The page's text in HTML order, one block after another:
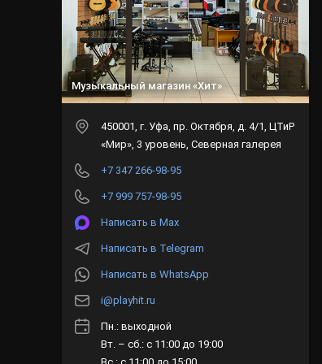
Музыкальный магазин «Хит»
450001 , г. Уфа пр. Октября, д. 4/1, ЦТиР
«Мир», 3 уровень, Северная галерея
+7 347 266-98-95
+7 999 757-98-95
Написать в Max
Написать в Telegram
Написать в WhatsApp
i@playhit.ru
Пн.: выходной
Вт. – сб.: с 11:00 до 19:00